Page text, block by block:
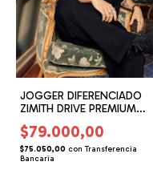
JOGGER DIFERENCIADO
ZIMITH DRIVE PREMIUM
BASICS (ZH262501)
$79.000,00
$75.050,00 con Transferencia
Bancaria